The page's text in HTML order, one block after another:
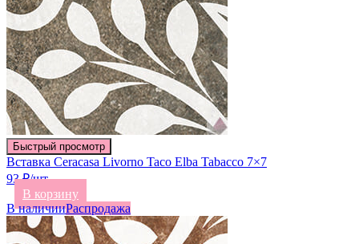
Быстрый просмотр
Вставка Ceracasa Livorno Taco Elba Tabacco 7×7
93 ₽/шт
В корзину
В наличииРаспродажа